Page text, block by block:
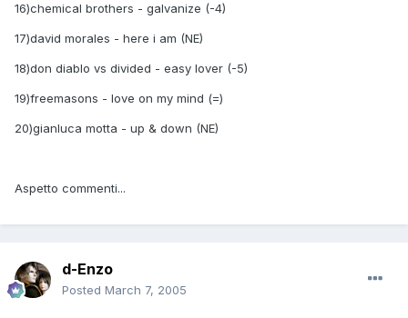
16)chemical brothers - galvanize (-4)
17)david morales - here i am (NE)
18)don diablo vs divided - easy lover (-5)
19)freemasons - love on my mind (=)
20)gianluca motta - up & down (NE)
Aspetto commenti...
d-Enzo
Posted March 7, 2005